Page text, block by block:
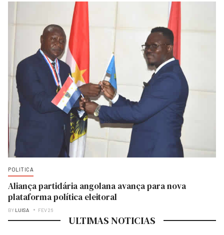
POLITICA
Aliança partidária angolana avança para nova
plataforma política eleitoral
BY LUISA FEV 26
ULTIMAS NOTICIAS